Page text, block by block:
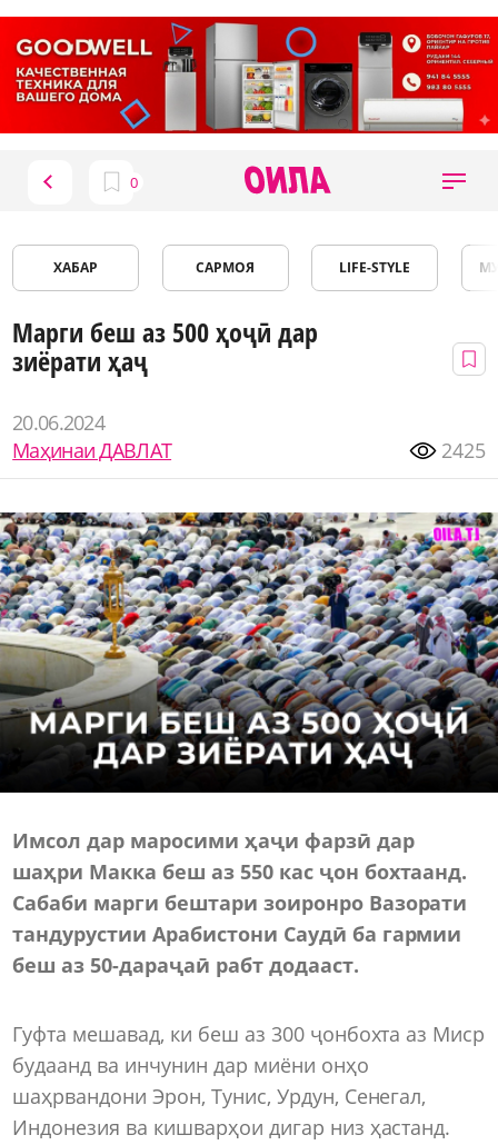
ХАБАР САРМОЯ LIFE-STYLE
Марги беш аз 500 ҳоҷӣ дар
зиёрати ҳаҷ
20.06.2024
Маҳинаи ДАВЛАТ
2425
Имсол дар маросими ҳаҷи фарзӣ дар
шаҳри Макка беш аз 550 кас ҷон бохтаанд.
Сабаби марги бештари зоиронро Вазорати
тандурустии Арабистони Саудӣ ба гармии
беш аз 50-дараҷаӣ рабт додааст.
Гуфта мешавад, ки беш аз 300 ҷонбохта аз Миср
будаанд ва инчунин дар миёни онҳо
шаҳрвандони Эрон, Тунис, Урдун, Сенегал,
Индонезия ва кишварҳои дигар низ ҳастанд.